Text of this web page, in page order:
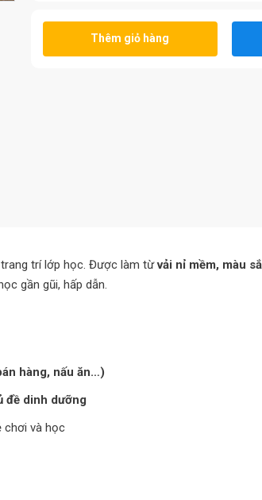
Thêm giỏ hàng
trí lớp học. Được làm từvải nỉ mềm, màu
gần gũi, hấp dẫn.
hàng, nấu ăn…)
đề dinh dưỡng
chơi và học